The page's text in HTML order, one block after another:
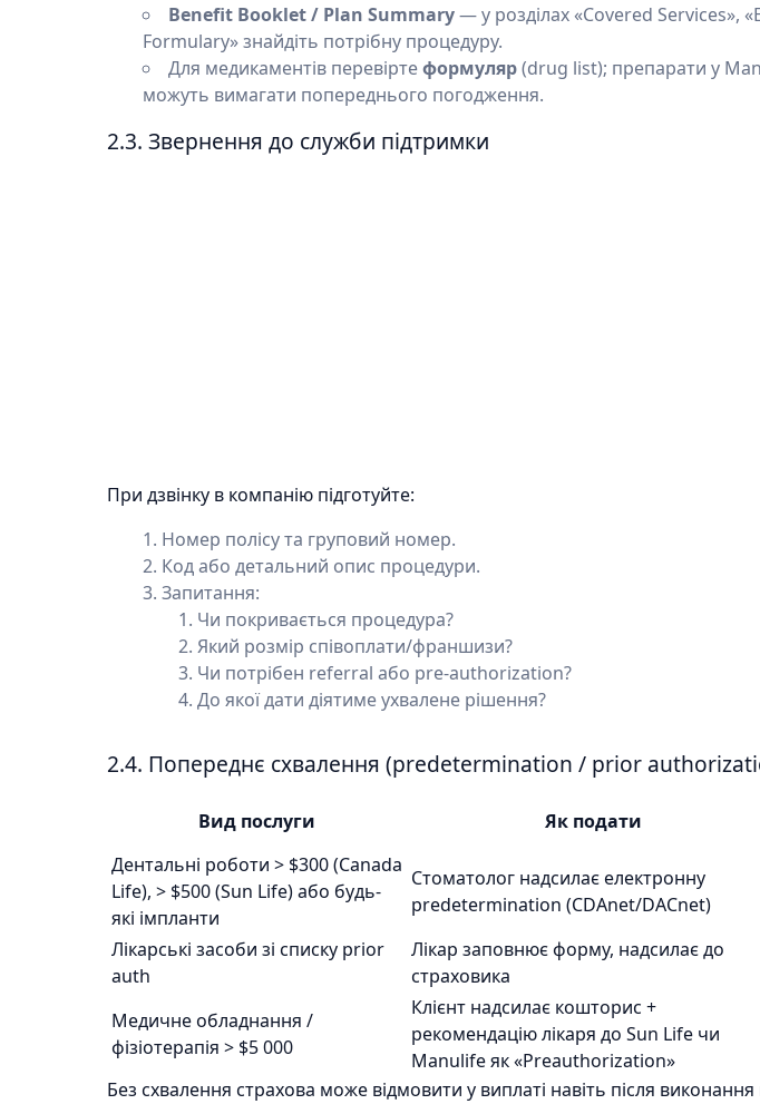
Benefit Booklet / Plan Summary— у розділах «Covered Services»,
Formulary» знайдіть потрібну процедуру.
Для медикаментів перевіртеформуляр(drug list); препарати у
можуть вимагати попереднього погодження.
2.3. Звернення до служби підтримки
При дзвінку в компанію підготуйте:
Номер полісу та груповий номер.
Код або детальний опис процедури.
Запитання:
Чи покривається процедура?
Який розмір співоплати/франшизи?
Чи потрібен referral або pre-authorization?
До якої дати діятиме ухвалене рішення?
2.4. Попереднє схвалення (predetermination / prior
Вид послуги Як подати
Дентальні роботи > $300 (Canada
Life), > $500 (Sun Life) або будь-
які імпланти
Стоматолог надсилає електронну
predetermination (CDAnet/DACnet)
Лікарські засоби зі списку prior
auth
Лікар заповнює форму, надсилає до
страховика
Медичне обладнання /
фізіотерапія > $5 000
Клієнт надсилає кошторис +
рекомендацію лікаря до Sun Life чи
Manulife як «Preauthorization»
Без схвалення страхова може відмовити у виплаті навіть після